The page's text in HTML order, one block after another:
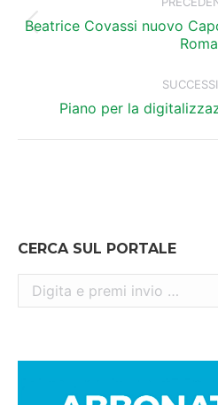
Beatrice Covassi nuovo
Roma
Piano per la
CERCA SUL PORTALE
Cerca: